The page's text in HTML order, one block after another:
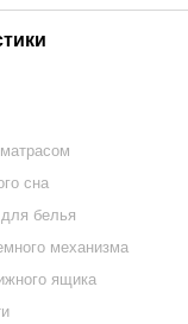
сна
белья
механизма
ящика